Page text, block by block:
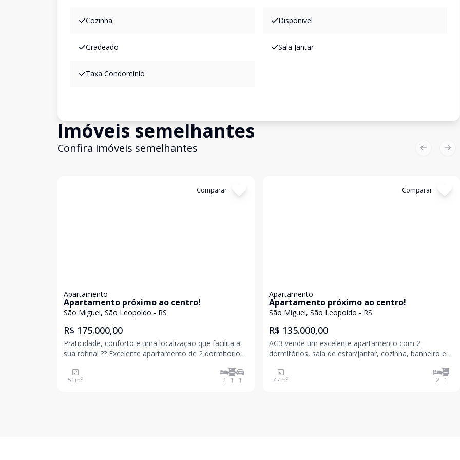
Cozinha Disponivel
Gradeado Sala Jantar
Taxa Condominio
Imóveis semelhantes
Confira imóveis semelhantes
Comparar
Apartamento
Apartamento próximo ao centro!
São Miguel, São Leopoldo - RS
R$ 175.000,00
Praticidade, conforto e uma localização que facilita a
sua rotina! ?? Excelente apartamento de 2 dormitórios,
oportunidade segura de investimento. O imóvel conta
com aberturas novas em alumínio, garantin
51 m² 2 1 1
Comparar
Apartamento
Apartamento próximo ao centro!
São Miguel, São Leopoldo - RS
R$ 135.000,00
AG3 vende um excelente apartamento com 2
dormitórios, sala de estar/jantar, cozinha, banheiro e
centro da cidade. Agende sua vista! Valores sujeitos a
alteração sem aviso prévio
47m² 2 1
Previous